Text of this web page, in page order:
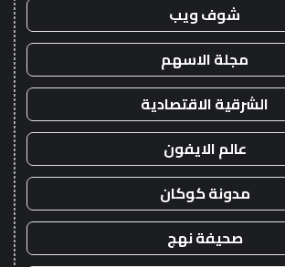
شوف ويب
مجلة الاسهم
الشرقية الاقتصادية
عالم الايفون
مدونة كوكان
صحيفة نهج